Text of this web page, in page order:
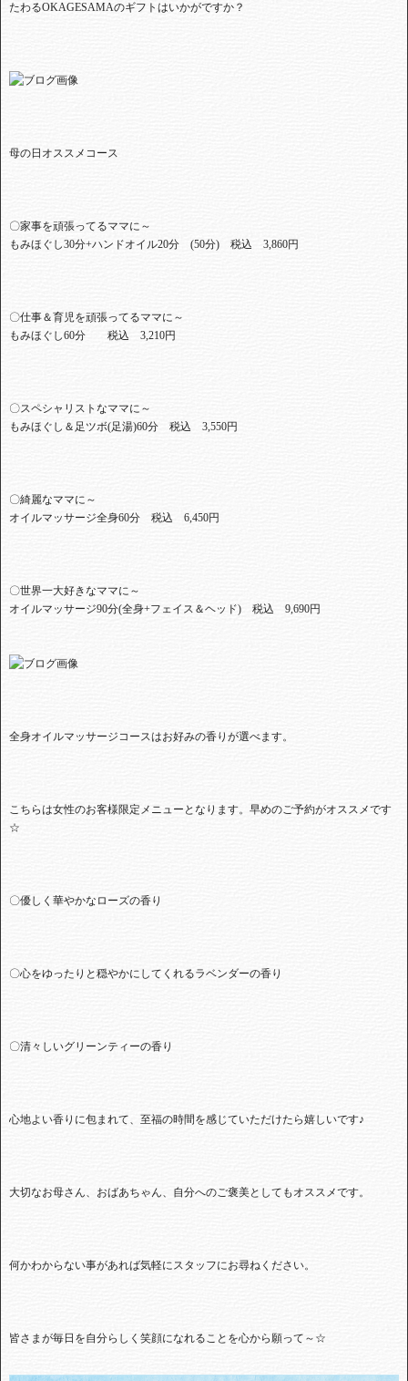
たわるOKAGESAMAのギフトはいかがですか？
母の日オススメコース
〇家事を頑張ってるママに～
もみほぐし30分+ハンドオイル20分 (50分) 税込 3,860円
〇仕事＆育児を頑張ってるママに～
もみほぐし60分 税込 3,210円
〇スペシャリストなママに～
もみほぐし＆足ツボ(足湯)60分 税込 3,550円
〇綺麗なママに～
オイルマッサージ全身60分 税込 6,450円
〇世界一大好きなママに～
オイルマッサージ90分(全身+フェイス＆ヘッド) 税込 9,690円
全身オイルマッサージコースはお好みの香りが選べます。
こちらは女性のお客様限定メニューとなります。早めのご予約がオススメです
☆
〇優しく華やかなローズの香り
〇心をゆったりと穏やかにしてくれるラベンダーの香り
〇清々しいグリーンティーの香り
心地よい香りに包まれて、至福の時間を感じていただけたら嬉しいです♪
大切なお母さん、おばあちゃん、自分へのご褒美としてもオススメです。
何かわからない事があれば気軽にスタッフにお尋ねください。
皆さまが毎日を自分らしく笑顔になれることを心から願って～☆